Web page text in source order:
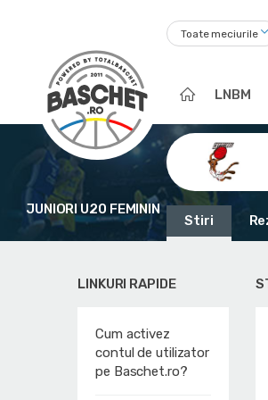
Toate meciurile
LNBM
JUNIORI U20 FEMININ
Stiri
LINKURI RAPIDE
Cum activez
contul de utilizator
pe Baschet.ro?